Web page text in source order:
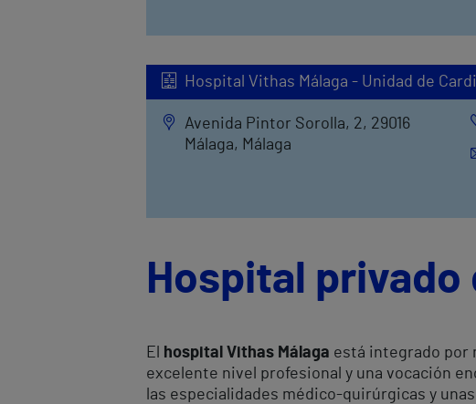
Hospital Vithas Málaga - Unidad de
Avenida Pintor Sorolla, 2, 29016
Málaga, Málaga
Hospital privado
El hospital Vithas Málaga está integrado por
excelente nivel profesional y una vocación
las especialidades médico-quirúrgicas y